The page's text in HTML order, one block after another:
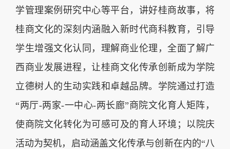
学管理案例研究中心等平台，讲好桂商故事，将
桂商文化的深刻内涵融入新时代商科教育，引导
学生增强文化认同，理解商业伦理，全面了解广
西商业发展进程，让桂商文化传承创新成为学院
立德树人的生动实践和卓越品牌。学院通过打造
“两厅-两家-一中心-两长廊”商院文化育人矩阵，
使商院文化转化为可感可及的育人环境；以院庆
活动为契机，启动涵盖文化传承与创新在内的“八